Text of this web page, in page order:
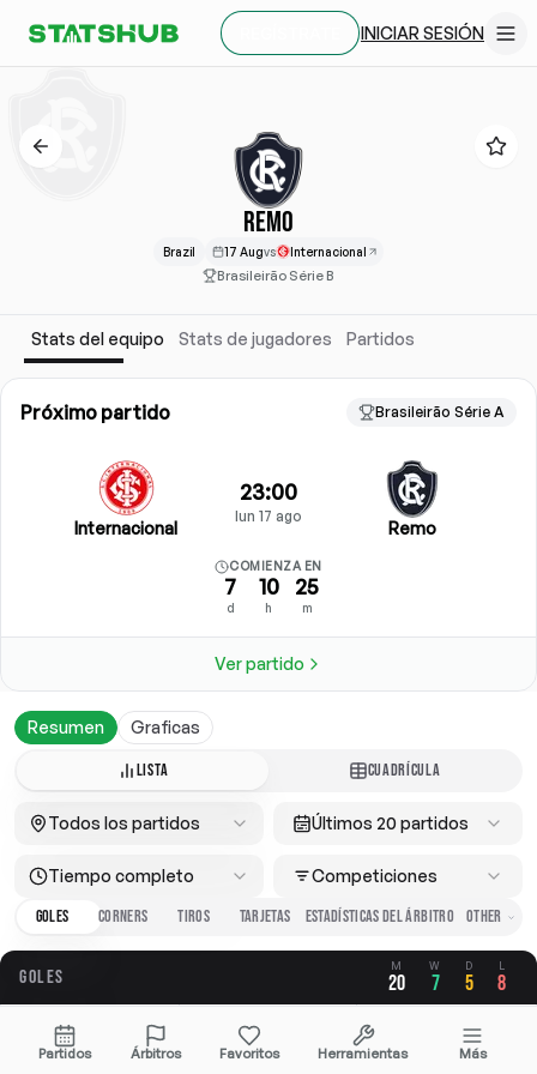
INICIAR SESIÓN
REMO
Brazil 17 Augvs Internacional
Brasileirão Série B
Stats del equipo Stats de jugadores Partidos
Próximo partido Brasileirão Série A
Internacional
23:00
lun 17 ago
Remo
COMIENZA EN
7
d
10
h
25
m
Ver partido
Resumen Graficas
LISTA CUADRÍCULA
Todos los partidos Últimos 20 partidos
Tiempo completo
Competiciones
GOLES
CORNERS TIROS TARJETAS ESTADÍSTICAS DEL ÁRBITRO
GOLES M
20
W
7
D
5
L
8
GLOBAL
2.65
A FAVOR
1.25
EN CONTRA
1.40
Partidos Árbitros Favoritos Herramientas Más